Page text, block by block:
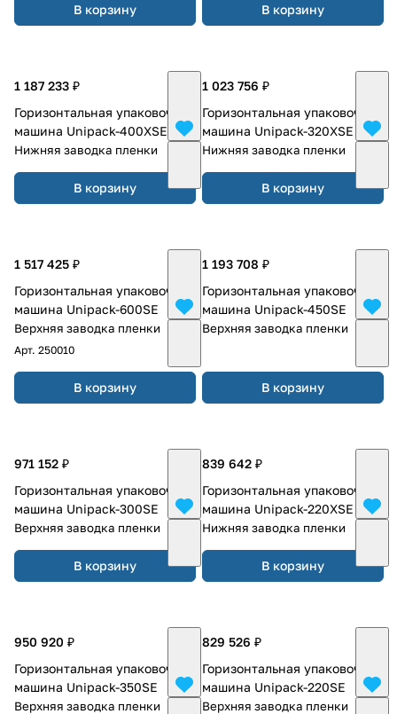
В корзину В корзину
1 187 233 ₽
Горизонтальная упаковочная
машина Unipack-400XSE
Нижняя заводка пленки
В корзину
1 023 756 ₽
Горизонтальная упаковочная
машина Unipack-320XSE
Нижняя заводка пленки
В корзину
1 517 425 ₽
Горизонтальная упаковочная
машина Unipack-600SE
Верхняя заводка пленки
Арт. 250010
В корзину
1 193 708 ₽
Горизонтальная упаковочная
машина Unipack-450SE
Верхняя заводка пленки
В корзину
971 152 ₽
Горизонтальная упаковочная
машина Unipack-300SE
Верхняя заводка пленки
В корзину
839 642 ₽
Горизонтальная упаковочная
машина Unipack-220XSE
Нижняя заводка пленки
В корзину
950 920 ₽
Горизонтальная упаковочная
машина Unipack-350SE
Верхняя заводка пленки
829 526 ₽
Горизонтальная упаковочная
машина Unipack-220SE
Верхняя заводка пленки